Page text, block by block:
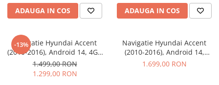
Navigatii Dacia
Navigatii Audi
Navigatii BMW
Navigatii Mercedes
ADAUGA IN COS ADAUGA IN COS
-13%
Navigatie Hyundai Accent
(2010-2016), Android 14, 4GB
RAM 64GB, DSP, SIM 4G,
Carplay si Android auto, ecran
9 inch
1.499,00 RON
1.299,00 RON
Navigatie Hyundai Accent
(2010-2016), Android 14,
OCTA-CORE 2.0 GHz, 8GB RAM
1.699,00 RON